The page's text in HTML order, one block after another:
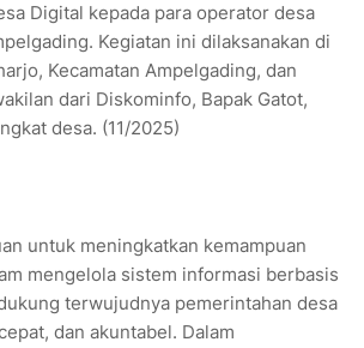
Digital kepada para operator desa
Kegiatan ini dilaksanakan di
Kecamatan Ampelgading, dan
dari Diskominfo, Bapak Gatot,
desa. (11/2025)
untuk meningkatkan kemampuan
mengelola sistem informasi berbasis
terwujudnya pemerintahan desa
dan akuntabel. Dalam